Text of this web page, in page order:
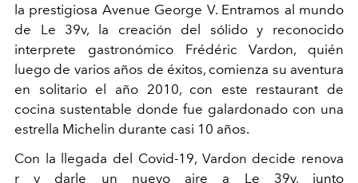
la prestigiosa Avenue George V. Entramos a l mundo
de Le 39v, la creación de l sólido y reconocido
interprete gastronómico FrédéricVardon, quién
uego de varios años de éxitos, comienza su aventura
en solitario el año 2010, con este restaurant de
cocina sustentable donde fue galardonado con una
estrella Michelin durante casi 10 años.
Con la llegada del Covid-19, Vardon decide renova
r y darle un nuevo aire a Le 39v, junto